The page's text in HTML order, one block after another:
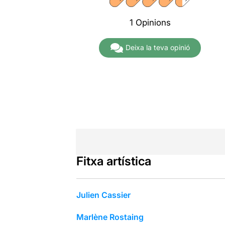
1 Opinions
Deixa la teva opinió
Fitxa artística
Julien Cassier
Marlène Rostaing